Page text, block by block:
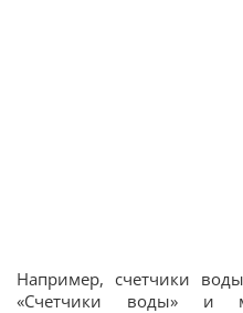
Например, счетчики
«Счетчики воды» и